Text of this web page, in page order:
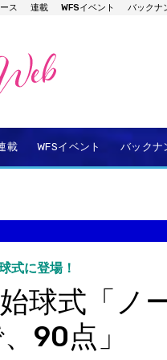
ス 連載 WFSイベント バックナ
載 WFSイベント バックナ
式に登場！
球式「ノ
90点」